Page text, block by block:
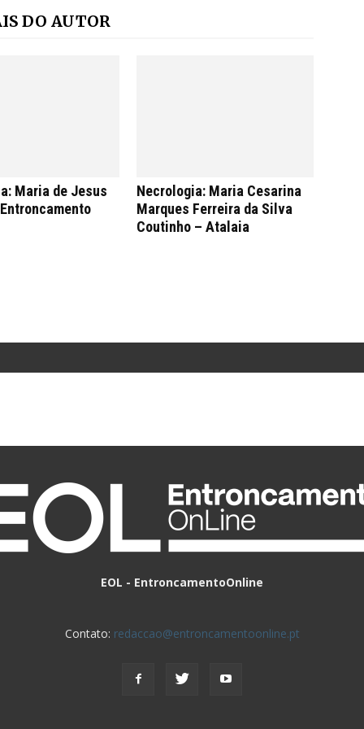
DO AUTOR
Maria de Jesus
Necrologia: Maria Cesarina
Marques Ferreira da Silva
Coutinho – Atalaia
EOL - EntroncamentoOnline
Contato: redaccao@entroncamentoonline.pt